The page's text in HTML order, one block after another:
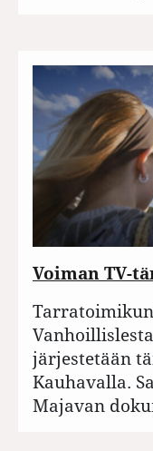
Voiman TV-
järjestetään
Kauhavalla.
Majavan